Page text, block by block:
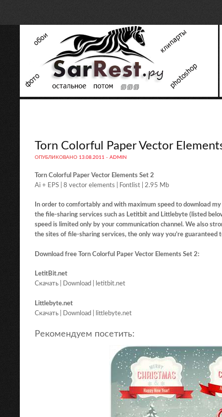
Torn Colorful Paper Vector
ОПУБЛИКОВАНО 13.08.2011 - ADMIN
Torn Colorful Paper Vector Elements Set 2
Ai + EPS | 8 vector elements | Fontlist | 2.95 Mb
In order to comfortably and with maximum speed to download
the file-sharing services such as Letitbit and Littlebyte (listed
speed is limited only by your communication channel. We also
the sites of file-sharing services, the only way you’re guaranteed
Download free Torn Colorful Paper Vector Elements Set 2:
LetitBit.net
Скачать | Download | letitbit.net
Littlebyte.net
Скачать | Download | littlebyte.net
Рекомендуем посетить: